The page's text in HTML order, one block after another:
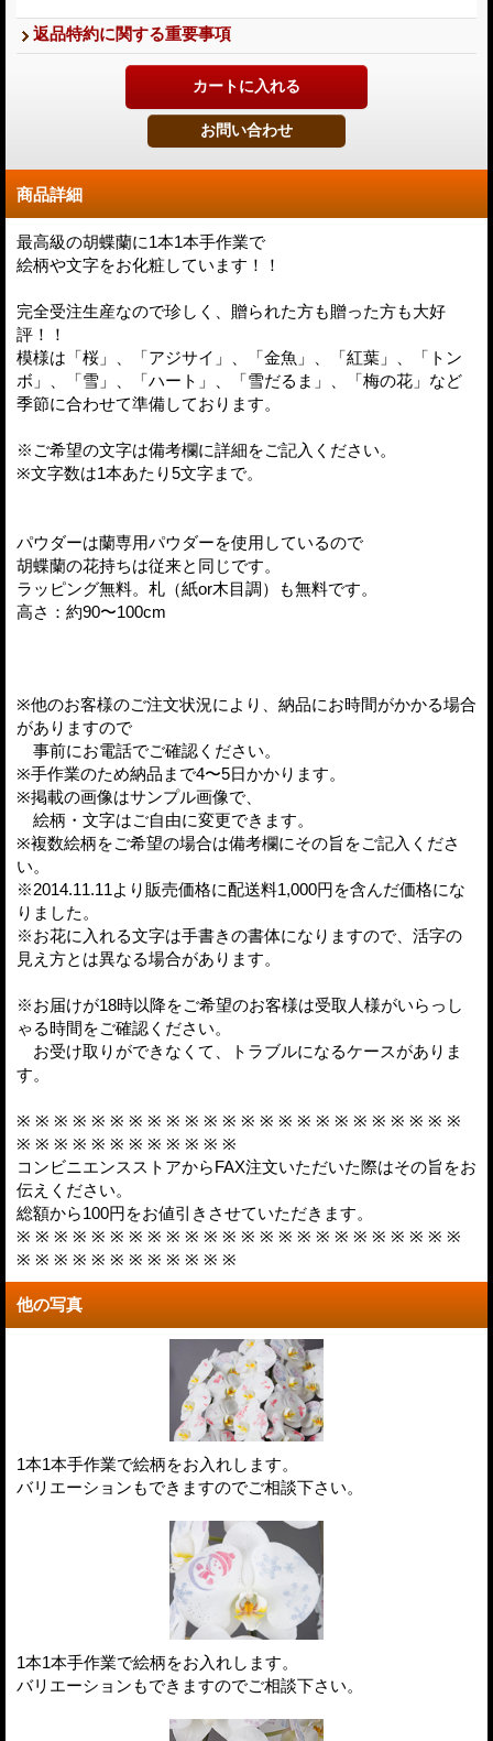
返品特約に関する重要事項
商品詳細
最高級の胡蝶蘭に1本1本手作業で
絵柄や文字をお化粧しています！！
完全受注生産なので珍しく、贈られた方も贈った方も大好
評！！
模様は「桜」、「アジサイ」、「金魚」、「紅葉」、「トン
ボ」、「雪」、「ハート」、「雪だるま」、「梅の花」など
季節に合わせて準備しております。
※ご希望の文字は備考欄に詳細をご記入ください。
※文字数は1本あたり5文字まで。
パウダーは蘭専用パウダーを使用しているので
胡蝶蘭の花持ちは従来と同じです。
ラッピング無料。札（紙or木目調）も無料です。
高さ：約90〜100cm
※他のお客様のご注文状況により、納品にお時間がかかる場合
がありますので
事前にお電話でご確認ください。
※手作業のため納品まで4〜5日かかります。
※掲載の画像はサンプル画像で、
絵柄・文字はご自由に変更できます。
※複数絵柄をご希望の場合は備考欄にその旨をご記入くださ
い。
※2014.11.11より販売価格に配送料1,000円を含んだ価格にな
りました。
※お花に入れる文字は手書きの書体になりますので、活字の
見え方とは異なる場合があります。
※お届けが18時以降をご希望のお客様は受取人様がいらっし
ゃる時間をご確認ください。
お受け取りができなくて、トラブルになるケースがありま
す。
※ ※ ※ ※ ※ ※ ※ ※ ※ ※ ※ ※ ※ ※ ※ ※ ※ ※ ※ ※ ※ ※ ※ ※
※ ※ ※ ※ ※ ※ ※ ※ ※ ※ ※ ※
コンビニエンスストアからFAX注文いただいた際はその旨をお
伝えください。
総額から100円をお値引きさせていただきます。
※ ※ ※ ※ ※ ※ ※ ※ ※ ※ ※ ※ ※ ※ ※ ※ ※ ※ ※ ※ ※ ※ ※ ※
※ ※ ※ ※ ※ ※ ※ ※ ※ ※ ※ ※
他の写真
1本1本手作業で絵柄をお入れします。
バリエーションもできますのでご相談下さい。
1本1本手作業で絵柄をお入れします。
バリエーションもできますのでご相談下さい。